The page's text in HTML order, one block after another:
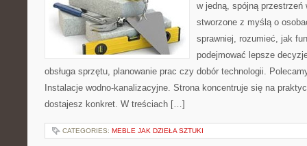
w jedną, spójną przestrzeń
stworzone z myślą o
sprawniej, rozumieć, jak
podejmować lepsze
obsługa sprzętu, planowanie prac czy dobór technologii.
Instalacje wodno-kanalizacyjne. Strona koncentruje się na
dostajesz konkret. W treściach […]
CATEGORIES: MEBLE JAK DZIEŁA SZTUKI